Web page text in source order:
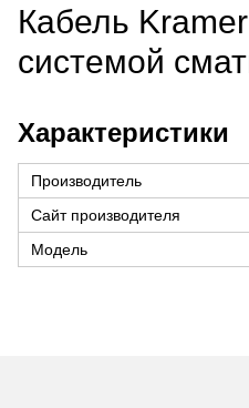
Кабель
системой
Характеристики
Производитель
Сайт производителя
Модель